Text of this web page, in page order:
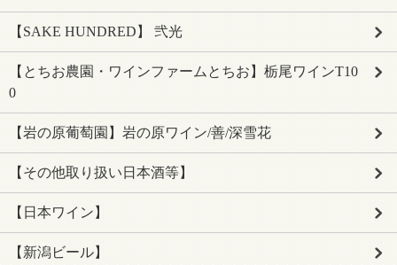
【SAKE HUNDRED】 弐光
【とちお農園・ワインファームとちお】栃尾ワインT10
0
【岩の原葡萄園】岩の原ワイン/善/深雪花
【その他取り扱い日本酒等】
【日本ワイン】
【新潟ビール】